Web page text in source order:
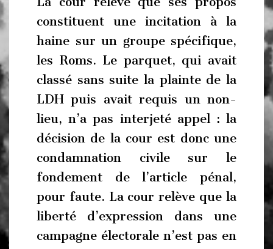
constituent une incitation à la
haine sur un groupe spécifique,
les Roms. Le parquet, qui avait
classé sans suite la plainte de la
LDH puis avait requis un non-
lieu, n’a pas interjeté appel : la
décision de la cour est donc une
condamnation civile sur le
fondement de l’article pénal,
pour faute. La cour relève que la
liberté d’expression dans une
campagne électorale n’est pas en